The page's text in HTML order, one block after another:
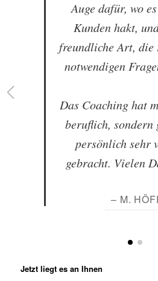
Auge dafür, wo
Kunden hakt,
freundliche Art, die
notwendigen
Das Coaching hat
beruflich, sondern
persönlich sehr
gebracht. Vielen
– M.
Jetzt liegt es an Ihnen